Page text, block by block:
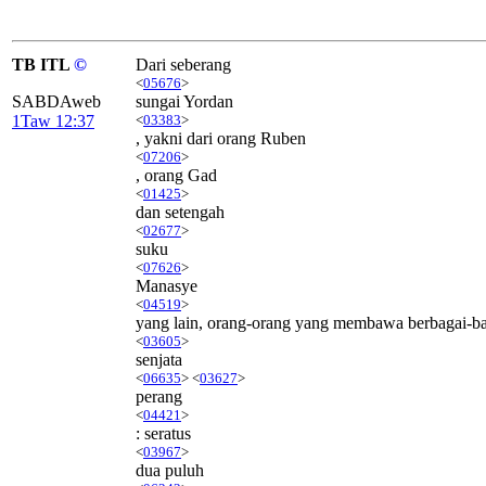
TB ITL ©
SABDAweb
1Taw 12:37
Dari seberang
<05676>
sungai Yordan
<03383>
, yakni dari orang Ruben
<07206>
, orang Gad
<01425>
dan setengah
<02677>
suku
<07626>
Manasye
<04519>
yang lain, orang-orang yang membawa berbagai-
<03605>
senjata
<06635> <03627>
perang
<04421 >
: seratus
<03967>
dua puluh